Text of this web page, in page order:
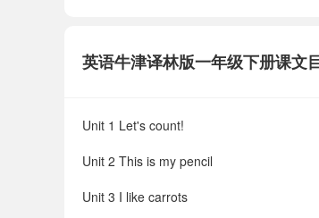
英语牛津译林版一年级下册课文
Unit 1 Let's count!
Unit 2 This is my pencil
Unit 3 I like carrots